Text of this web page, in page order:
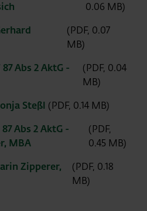
0.06 MB)
(PDF, 0.07
MB)
Abs 2 AktG -
(PDF, 0.04
MB)
Steßl (PDF, 0.14 MB)
Abs 2 AktG -
MBA
(PDF,
0.45 MB)
Zipperer,
(PDF, 0.18
MB)